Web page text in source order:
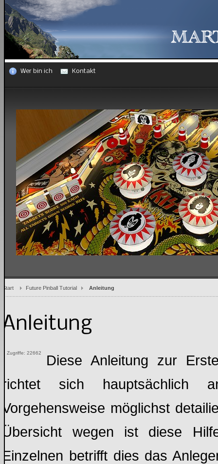
Wer bin ich Kontakt
Start Future Pinball Tutorial Anleitung
Anleitung
Zugriffe: 22662
Diese Anleitung zur
richtet sich hauptsächlich
Vorgehensweise möglichst
Übersicht wegen ist diese
Einzelnen betrifft dies das